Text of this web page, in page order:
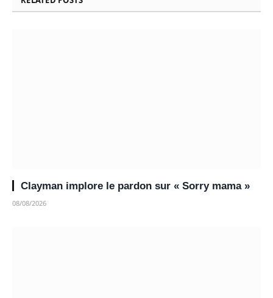
Clayman implore le pardon sur « Sorry mama »
08/08/2026